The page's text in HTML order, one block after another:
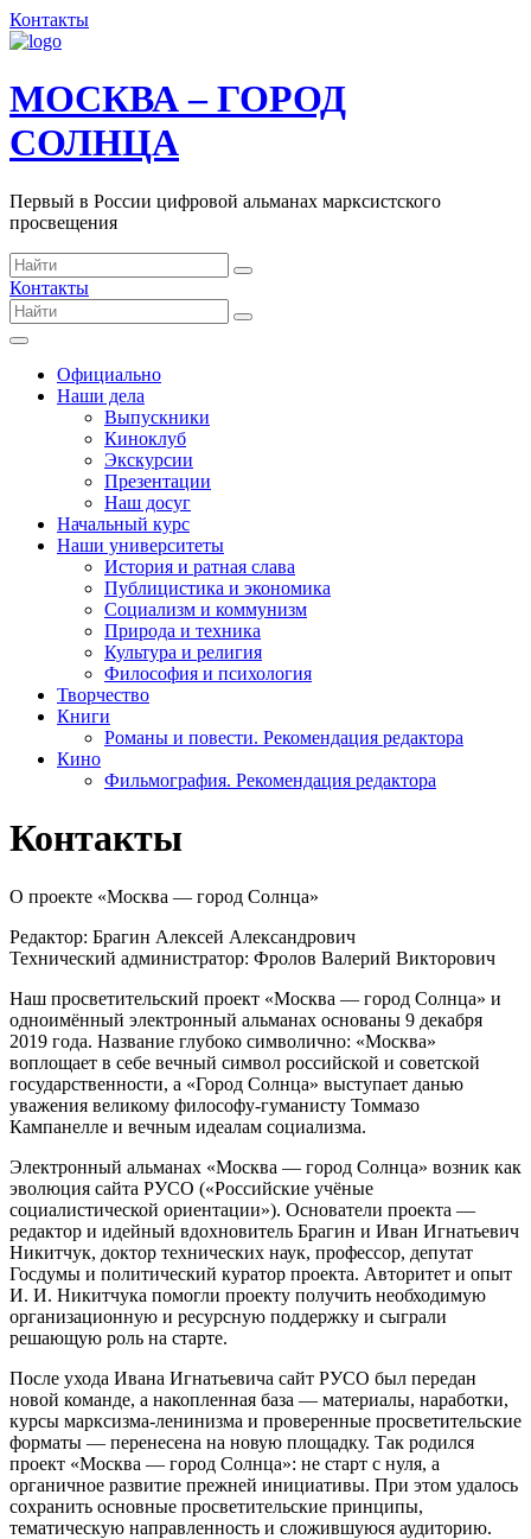
Контакты
МОСКВА – ГОРОД
СОЛНЦА
Первый в России цифровой альманах марксистского
просвещения
Контакты
Официально
Наши дела
Выпускники
Киноклуб
Экскурсии
Презентации
Наш досуг
Начальный курс
Наши университеты
История и ратная слава
Публицистика и экономика
Социализм и коммунизм
Природа и техника
Культура и религия
Философия и психология
Творчество
Книги
Романы и повести. Рекомендация редактора
Кино
Фильмография. Рекомендация редактора
Контакты
О проекте «Москва — город Солнца»
Редактор: Брагин Алексей Александрович
Технический администратор: Фролов Валерий Викторович
Наш просветительский проект «Москва — город Солнца» и
одноимённый электронный альманах основаны 9 декабря
2019 года. Название глубоко символично: «Москва»
воплощает в себе вечный символ российской и советской
государственности, а «Город Солнца» выступает данью
уважения великому философу-гуманисту Томмазо
Кампанелле и вечным идеалам социализма.
Электронный альманах «Москва — город Солнца» возник как
эволюция сайта РУСО («Российские учёные
социалистической ориентации»). Основатели проекта —
редактор и идейный вдохновитель Брагин и Иван Игнатьевич
Никитчук, доктор технических наук, профессор, депутат
Госдумы и политический куратор проекта. Авторитет и опыт
И. И. Никитчука помогли проекту получить необходимую
организационную и ресурсную поддержку и сыграли
решающую роль на старте.
После ухода Ивана Игнатьевича сайт РУСО был передан
новой команде, а накопленная база — материалы, наработки,
курсы марксизма‑ленинизма и проверенные просветительские
форматы — перенесена на новую площадку. Так родился
проект «Москва — город Солнца»: не старт с нуля, а
органичное развитие прежней инициативы. При этом удалось
сохранить основные просветительские принципы,
тематическую направленность и сложившуюся аудиторию.